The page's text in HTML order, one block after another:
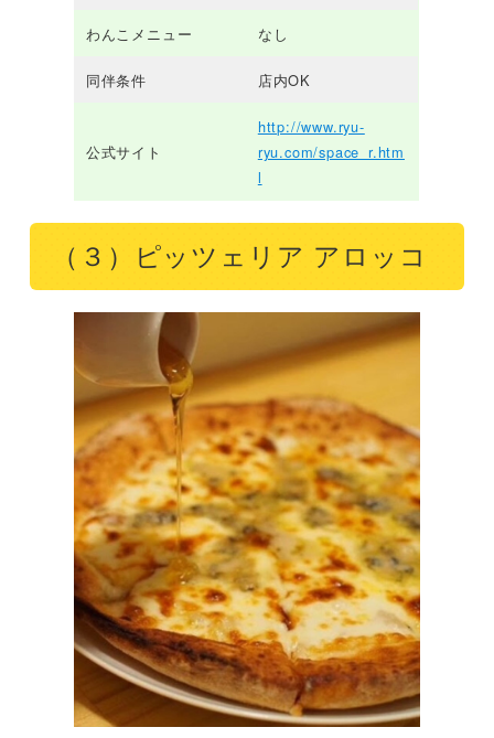
わんこメニュー なし
同伴条件 店内OK
公式サイト
http://www.ryu-
ryu.com/space_r.htm
l
（３）ピッツェリア アロッコ